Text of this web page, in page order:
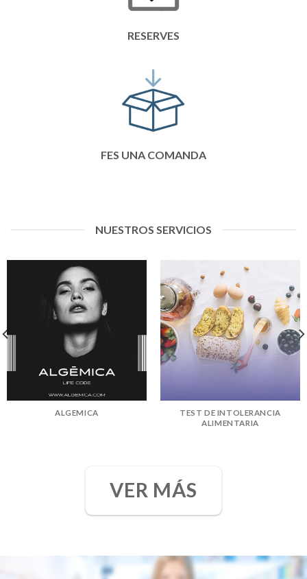
RESERVES
FES UNA COMANDA
NUESTROS SERVICIOS
ALGEMICA
TEST DE INTOLERANCIA
ALIMENTARIA
VER MÁS